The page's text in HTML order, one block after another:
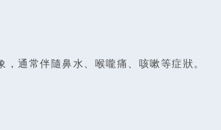
通常伴隨鼻水、喉嚨痛、咳嗽等症狀。